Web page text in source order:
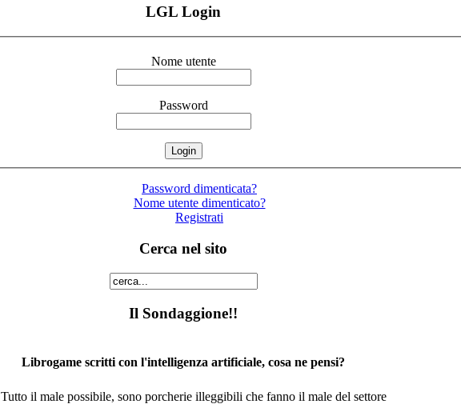
LGL Login
Nome utente
Password
Password dimenticata?
Nome utente dimenticato?
Registrati
Cerca nel sito
Il Sondaggione!!
Librogame scritti con l'intelligenza artificiale, cosa ne pensi?
Tutto il male possibile, sono porcherie illeggibili che fanno il male del settore